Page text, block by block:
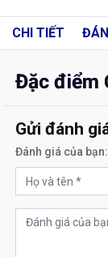
CHI TIẾT
Đặc điểm
Gửi đánh
Đánh giá của bạn: